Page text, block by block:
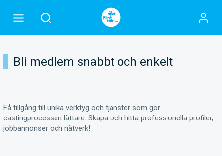
Bli medlem snabbt och enkelt
Få tillgång till unika verktyg och tjänster som gör
castingprocessen lättare. Skapa och hitta professionella profiler,
jobbannonser och nätverk!